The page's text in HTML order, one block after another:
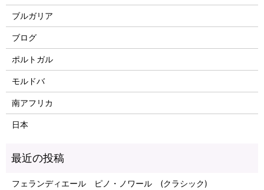
ブルガリア
ブログ
ポルトガル
モルドバ
南アフリカ
日本
フェランディエール ピノ・ノワール (クラシック)